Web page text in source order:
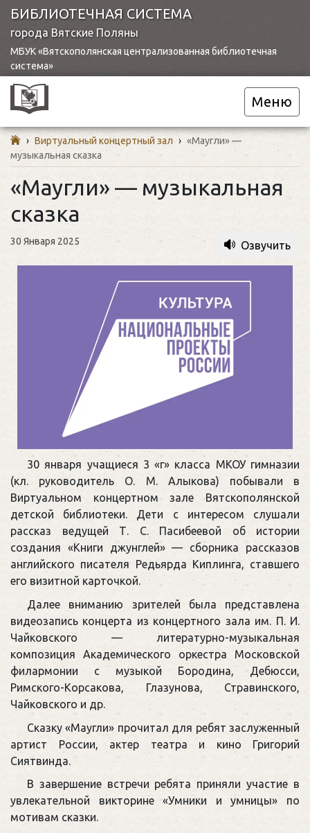
БИБЛИОТЕЧНАЯ СИСТЕМА
города Вятские Поляны
МБУК «Вятскополянская централизованная библиотечная
система»
Меню
› Виртуальный концертный зал › «Маугли» —
музыкальная сказка
«Маугли» — музыкальная
сказка
30 Января 2025 Озвучить
30 января учащиеся 3 «г» класса МКОУ гимназии
(кл. руководитель О. М. Алыкова) побывали в
Виртуальном концертном зале Вятскополянской
детской библиотеки. Дети с интересом слушали
рассказ ведущей Т. С. Пасибеевой об истории
создания «Книги джунглей» — сборника рассказов
английского писателя Редьярда Киплинга, ставшего
его визитной карточкой.
Далее вниманию зрителей была представлена
видеозапись концерта из концертного зала им. П. И.
Чайковского — литературно-музыкальная
композиция Академического оркестра Московской
филармонии с музыкой Бородина, Дебюсси,
Римского-Корсакова, Глазунова, Стравинского,
Чайковского и др.
Сказку «Маугли» прочитал для ребят заслуженный
артист России, актер театра и кино Григорий
Сиятвинда.
В завершение встречи ребята приняли участие в
увлекательной викторине «Умники и умницы» по
мотивам сказки.